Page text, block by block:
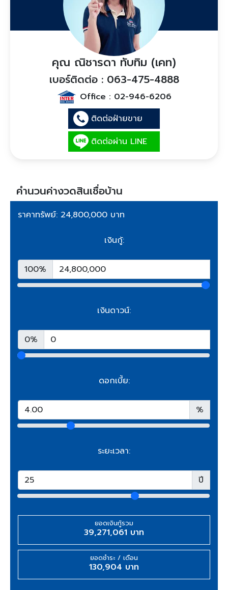
คุณ ณิชารดา ทับทิม (เคท)
เบอร์ติดต่อ : 063-475-4888
Office : 02-946-6206
ติดต่อฝ่ายขาย
ติดต่อผ่าน LINE
คำนวนค่างวดสินเชื่อบ้าน
ราคาทรัพย์: 24,800,000 บาท
เงินกู้:
100%
เงินดาวน์:
0%
ดอกเบี้ย:
%
ระยะเวลา:
ปี
ยอดเงินกู้รวม
39,271,061 บาท
ยอดชำระ / เดือน
130,904 บาท